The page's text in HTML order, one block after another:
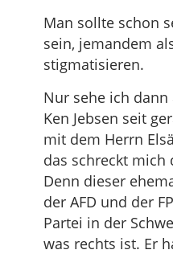
Man sollte schon
sein, jemandem
stigmatisieren.
Nur sehe ich dann
Ken Jebsen seit
mit dem Herrn
das schreckt mich
Denn dieser
der AFD und der
Partei in der
was rechts ist. Er